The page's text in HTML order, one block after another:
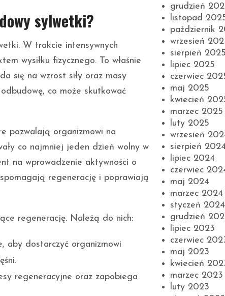
sylwetki?
W trakcie intensywnych
wysiłku fizycznego. To właśnie
się na wzrost siły oraz masy
co może skutkować
pozwalają organizmowi na
co najmniej jeden dzień wolny w
na wprowadzenie aktywności o
regenerację i poprawiają
regenerację. Należą do nich:
aby dostarczyć organizmowi
regeneracyjne oraz zapobiega
grudzień
listopad
październik
wrzesień
sierpień 2025
lipiec 2025
czerwiec
maj 2025
kwiecień
marzec 2025
luty 2025
wrzesień
sierpień
lipiec 2024
czerwiec
maj 2024
marzec 2024
styczeń 2024
grudzień
lipiec 2023
czerwiec
maj 2023
kwiecień
marzec 2023
luty 2023